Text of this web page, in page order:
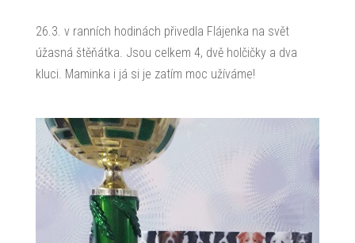
26.3. v ranních hodinách přivedla Flájenka na svět
úžasná štěňátka. Jsou celkem 4, dvě holčičky a dva
kluci. Maminka i já si je zatím moc užíváme!